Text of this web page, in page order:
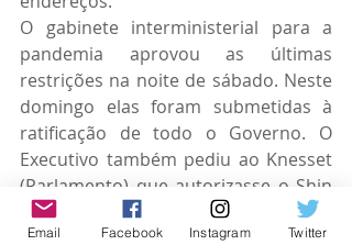
O gabinete interministerial para a
pandemia aprovou as últimas
restrições na noite de sábado. Neste
domingo elas foram submetidas à
ratificação de todo o Governo. O
Executivo também pediu ao Knesset
(Parlamento) que autorizasse o Shin
Bet (serviço secreto interno) a
rastrear os telefones celulares das
Email Facebook Instagram Twitter